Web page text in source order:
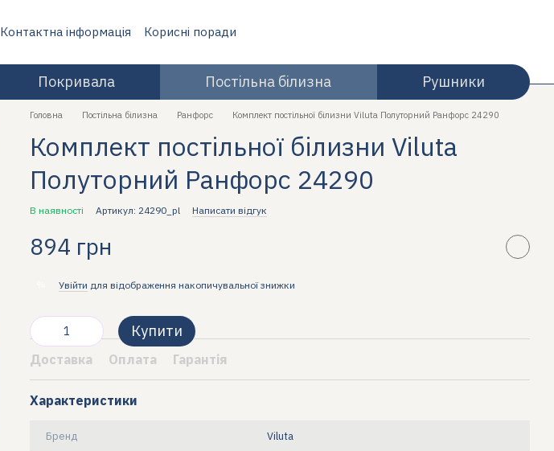
Контактна інформація
Корисні поради
Покривала Постільна білизна Рушники
Головна Постільна білизна Ранфорс Комплект постільної білизни Viluta Полуторний Ранфорс 24290
Комплект постільної білизни Viluta
Полуторний Ранфорс 24290
В наявності Артикул: 24290_pl Написати відгук
894 грн
Увійти для відображення накопичувальної знижки
Купити
Доставка Оплата Гарантія
Характеристики
Бренд Viluta